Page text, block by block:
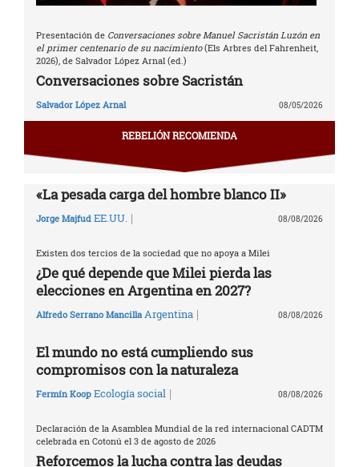
Presentación de Conversaciones sobre Manuel Sacristán Luzón en
el primer centenario de su nacimiento(Els Arbres del Fahrenheit,
2026), de Salvador López Arnal (ed.)
Conversaciones sobre Sacristán
Salvador López Arnal 08/05/2026
REBELIÓN RECOMIENDA
«La pesada carga del hombre blanco II»
Jorge Majfud EE.UU. | 08/08/2026
Existen dos tercios de la sociedad que no apoya a Milei
¿De qué depende que Milei pierda las
elecciones en Argentina en 2027?
Alfredo Serrano Mancilla Argentina | 08/08/2026
El mundo no está cumpliendo sus
compromisos con la naturaleza
Fermín Koop Ecología social | 08/08/2026
Declaración de la Asamblea Mundial de la red internacional CADTM
celebrada en Cotonú el 3 de agosto de 2026
Reforcemos la lucha contra las deudas